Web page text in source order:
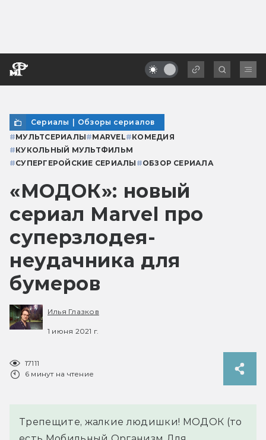
Сериалы | Обзоры сериалов
#МУЛЬТСЕРИАЛЫ#MARVEL#КОМЕДИЯ
#КУКОЛЬНЫЙ МУЛЬТФИЛЬМ
#СУПЕРГЕРОЙСКИЕ СЕРИАЛЫ #ОБЗОР СЕРИАЛА
«МОДОК»: новый
сериал Marvel про
суперзлодея-
неудачника для
бумеров
Илья Глазков
1 июня 2021 г.
17111
6 минут на чтение
Трепещите, жалкие людишки! МОДОК (то